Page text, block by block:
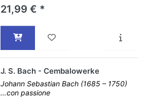
21,99 € *
J. S. Bach - Cembalowerke
Johann Sebastian Bach (1685 – 1750)
…con passione